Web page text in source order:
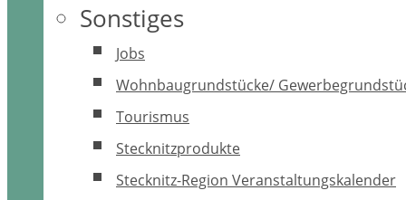
Sonstiges
Jobs
Wohnbaugrundstücke/
Tourismus
Stecknitzprodukte
Stecknitz-Region Veranstaltungskalender